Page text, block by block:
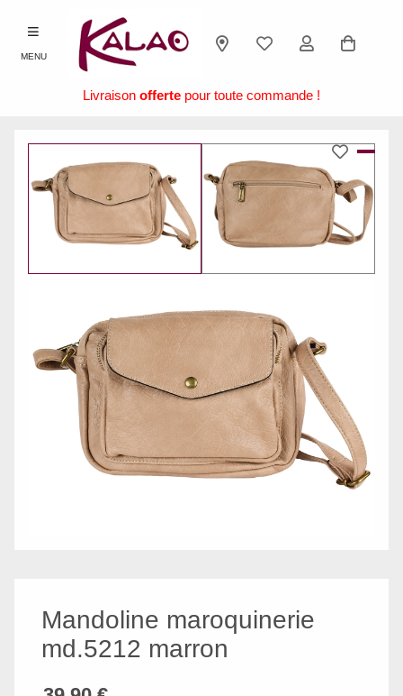
MENU
Livraison offerte pour toute commande !
Mandoline maroquinerie
md.5212 marron